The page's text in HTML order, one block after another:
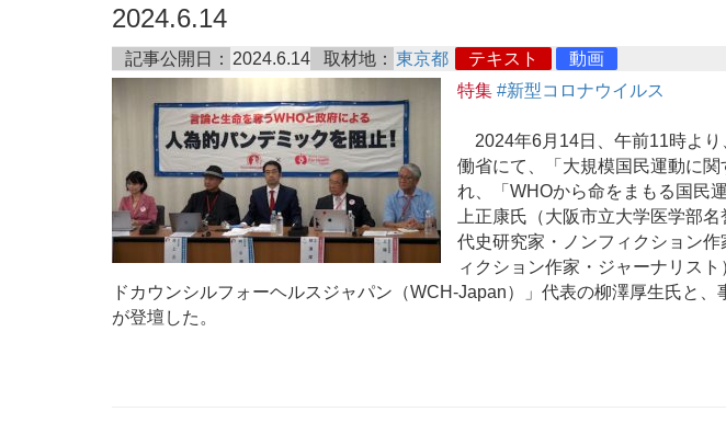
2024.6.14
記事公開日： 2024.6.14 取材地： 東京都 テキスト
動画
特集 #新型コロナウイルス
2024年6月14日、午前11時より
働省にて、「大規模国民運動に
れ、「WHOから命をまもる国民
上正康氏（大阪市立大学医学部
代史研究家・ノンフィクション
ィクション作家・ジャーナリス
ドカウンシルフォーヘルスジャパン（WCH-Japan）」代表の柳澤厚生氏と、
が登壇した。